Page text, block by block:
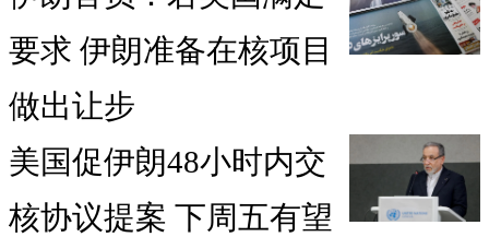
要求 伊朗准备在核项目
做出让步
美国促伊朗48小时内交
核协议提案 下周五有望